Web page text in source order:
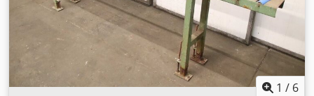
1 / 6